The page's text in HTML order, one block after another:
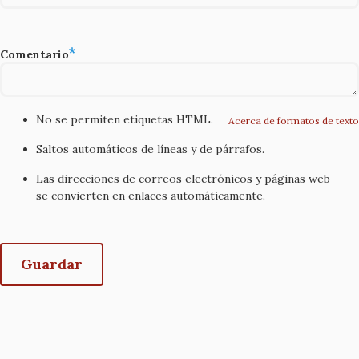
Comentario
Acerca de formatos de texto
No se permiten etiquetas HTML.
Saltos automáticos de líneas y de párrafos.
Las direcciones de correos electrónicos y páginas web
se convierten en enlaces automáticamente.